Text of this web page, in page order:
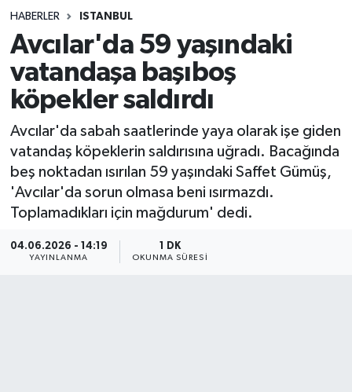
HABERLER ISTANBUL
Avcılar'da 59 yaşındaki
vatandaşa başıboş
köpekler saldırdı
Avcılar'da sabah saatlerinde yaya olarak işe giden
vatandaş köpeklerin saldırısına uğradı. Bacağında
beş noktadan ısırılan 59 yaşındaki Saffet Gümüş,
'Avcılar'da sorun olmasa beni ısırmazdı.
Toplamadıkları için mağdurum' dedi.
04.06.2026 - 14:19
YAYINLANMA
1 DK
OKUNMA SÜRESI
Spor
Teknoloji
Yaşam